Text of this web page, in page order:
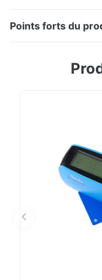
Points forts du
numériques de
standard 2813,